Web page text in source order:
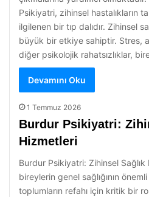
Psikiyatri, zihinsel hastalıkların
ilgilenen bir tıp dalıdır. Zihinsel
büyük bir etkiye sahiptir. Stres,
diğer psikolojik rahatsızlıklar,
Devamını Oku
1 Temmuz 2026
Burdur Psikiyatri:
Hizmetleri
Burdur Psikiyatri: Zihinsel Sağlık
bireylerin genel sağlığının
toplumların refahı için kritik bir